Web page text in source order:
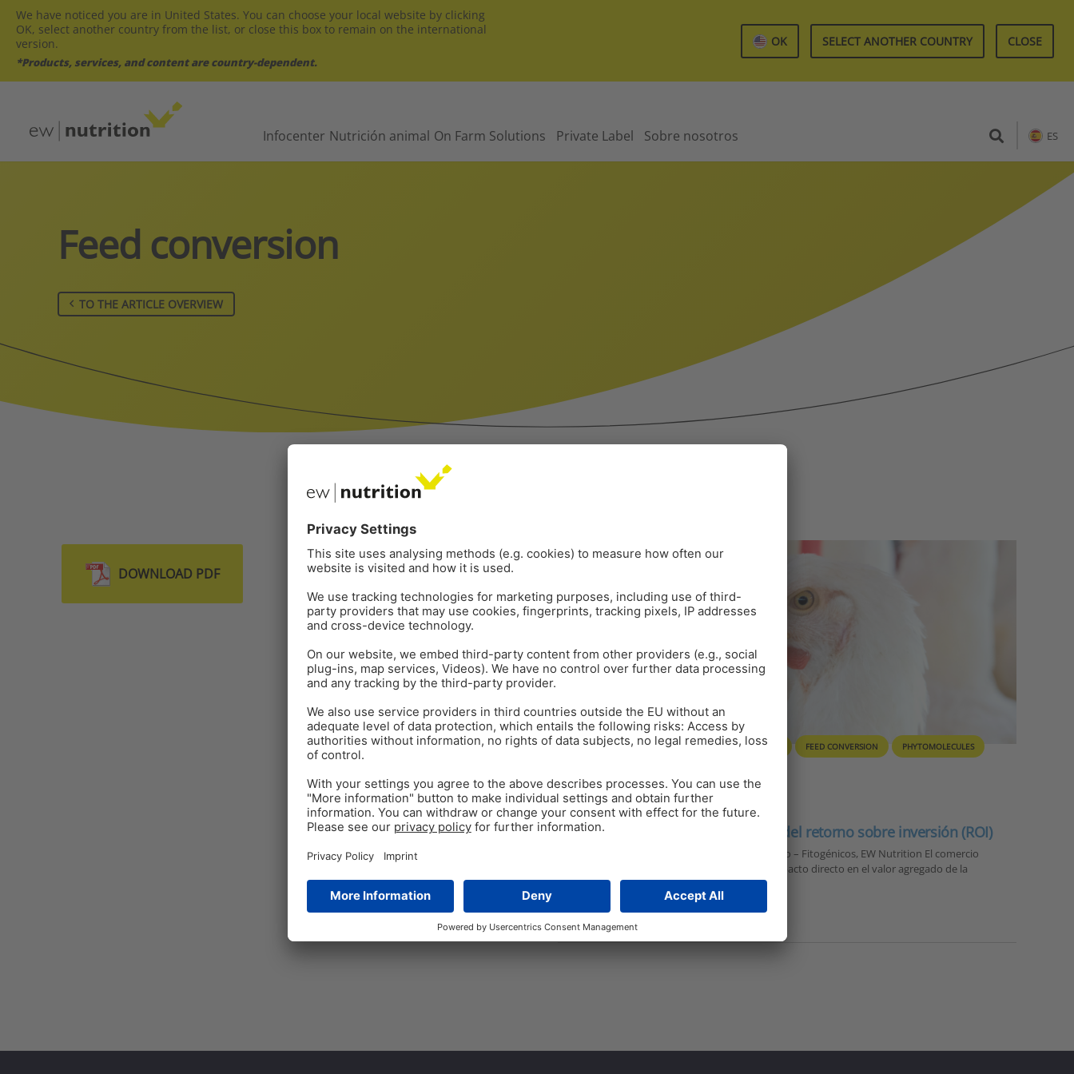
We have noticed you are in United States. You can choose your local website by clicking
OK, select another country from the list, or close this box to remain on the international
version.
*Products, services, and content are country-dependent.
OK SELECT ANOTHER COUNTRY CLOSE
Infocenter Nutrición animal On Farm Solutions Private Label Sobre nosotros ES
Feed conversion
TO THE ARTICLE OVERVIEW
DOWNLOAD PDF
AVES DE CORRAL, SALUD INTESTINAL BROILER FEED CONVERSION PHYTOMOLECULES
Oct 26 4min read
Aditivos fitogénicos: Un cálculo del retorno sobre inversión (ROI)
Por Ruturaj Patil, Gerente Global de Producto – Fitogénicos, EW Nutrition El comercio
mundial de productos agrícolas tiene un impacto directo en el valor agregado de la
producción regional de pollos de…
Tags:gut health,poultry